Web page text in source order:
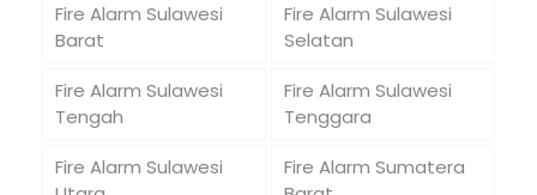
Fire Alarm Sulawesi
Barat
Fire Alarm Sulawesi
Selatan
Fire Alarm Sulawesi
Tengah
Fire Alarm Sulawesi
Tenggara
Fire Alarm Sulawesi
Fire Alarm Sumatera